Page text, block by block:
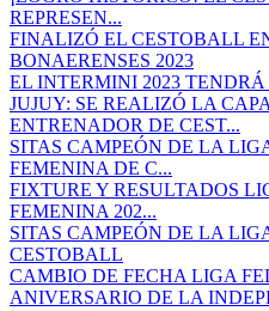
REPRESEN...
FINALIZÓ EL CESTOBALL
BONAERENSES 2023
EL INTERMINI 2023 TENDRÁ
JUJUY: SE REALIZÓ LA
ENTRENADOR DE CEST...
SITAS CAMPEÓN DE LA
FEMENINA DE C...
FIXTURE Y RESULTADOS
FEMENINA 202...
SITAS CAMPEÓN DE LA
CESTOBALL
CAMBIO DE FECHA LIGA
ANIVERSARIO DE LA